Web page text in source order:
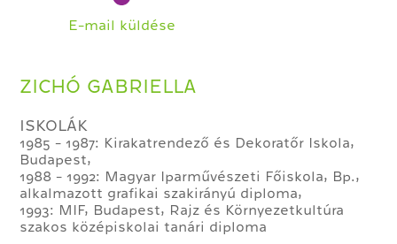
E-mail küldése
ZICHÓ GABRIELLA
ISKOLÁK
1985 - 1987: Kirakatrendező és Dekoratőr Iskola,
Budapest,
1988 - 1992: Magyar Iparművészeti Főiskola, Bp.,
alkalmazott grafikai szakirányú diploma,
1993: MIF, Budapest, Rajz és Környezetkultúra
szakos középiskolai tanári diploma